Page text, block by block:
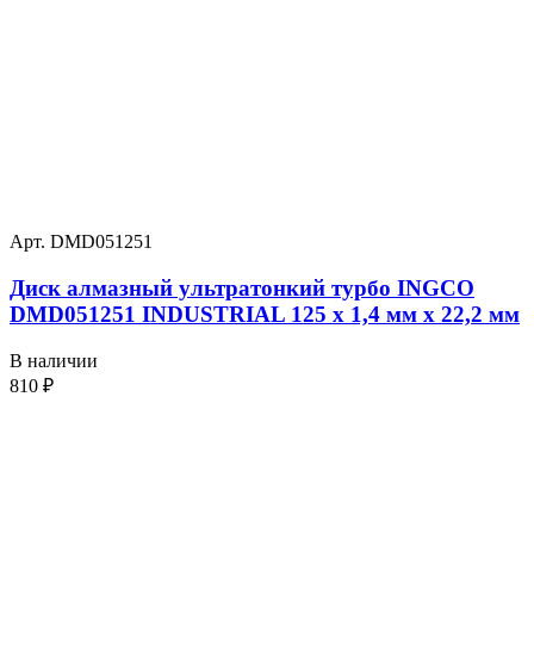
Арт. DMD051251
Диск алмазный ультратонкий турбо INGCO
DMD051251 INDUSTRIAL 125 х 1,4 мм x 22,2 мм
В наличии
810 ₽